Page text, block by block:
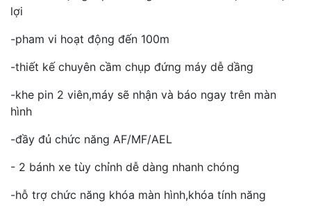
lợi
-pham vi hoạt động đến 100m
-thiết kế chuyên cầm chụp đứng máy dễ dầng
-khe pin 2 viên,máy sẽ nhận và báo ngay trên màn
hình
-đầy đủ chức năng AF/MF/AEL
- 2 bánh xe tùy chỉnh dễ dàng nhanh chóng
-hỗ trợ chức năng khóa màn hình,khóa tính năng